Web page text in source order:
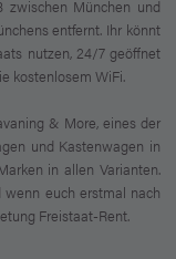
zwischen München und
entfernt. Ihr könnt
nutzen, 24/7 geöffnet
kostenlosem WiFi.
& More, eines der
und Kastenwagen in
in allen Varianten.
wenn euch erstmal nach
Freistaat-Rent.